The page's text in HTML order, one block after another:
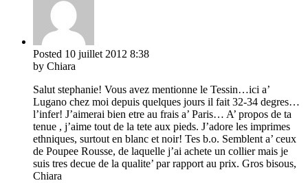
Posted 10 juillet 2012 8:38
by Chiara
Salut stephanie! Vous avez mentionne le Tessin…ici a’
Lugano chez moi depuis quelques jours il fait 32-34 degres…
l’infer! J’aimerai bien etre au frais a’ Paris… A’ propos de ta
tenue , j’aime tout de la tete aux pieds. J’adore les imprimes
ethniques, surtout en blanc et noir! Tes b.o. Semblent a’ ceux
de Poupee Rousse, de laquelle j’ai achete un collier mais je
suis tres decue de la qualite’ par rapport au prix. Gros bisous,
Chiara